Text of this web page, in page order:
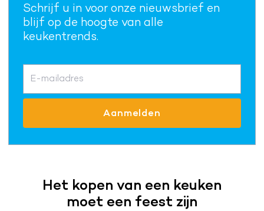
Schrijf u in voor onze nieuwsbrief en
blijf op de hoogte van alle
keukentrends.
E-mailadres
Aanmelden
Het kopen van een keuken
moet een feest zijn